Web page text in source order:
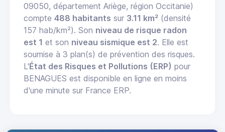
09050, département Ariège, région Occitanie)
compte 488 habitants sur 3.11 km² (densité
157 hab/km²). Son niveau de risque radon
est 1 et son niveau sismique est 2. Elle est
soumise à 3 plan(s) de prévention des risques.
L'État des Risques et Pollutions (ERP) pour
BENAGUES est disponible en ligne en moins
d'une minute sur France ERP.